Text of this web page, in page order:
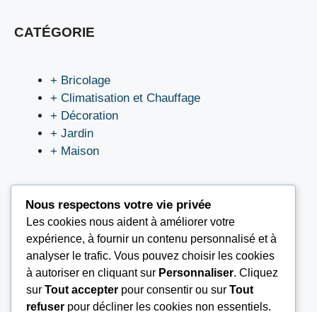
CATÉGORIE
+ Bricolage
+ Climatisation et Chauffage
+ Décoration
+ Jardin
+ Maison
LIEN UTILES
Nous contacter
Mentions légales
Nous respectons votre vie privée
Les cookies nous aident à améliorer votre
expérience, à fournir un contenu personnalisé et à
analyser le trafic. Vous pouvez choisir les cookies
à autoriser en cliquant sur Personnaliser. Cliquez
sur Tout accepter pour consentir ou sur Tout
refuser pour décliner les cookies non essentiels.